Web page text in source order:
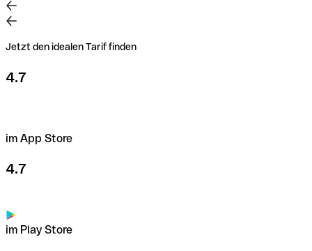
Jetzt den idealen Tarif finden
4.7
im App Store
4.7
im Play Store